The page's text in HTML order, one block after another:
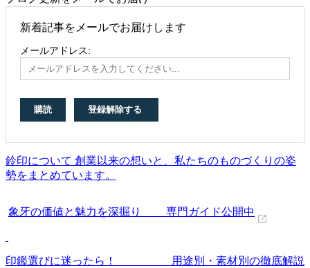
新着記事をメールでお届けします
メールアドレス:
鈴印について 創業以来の想いと、私たちのものづくりの姿
勢をまとめています。
象牙の価値と魅力を深掘り 専門ガイド公開中
印鑑選びに迷ったら！ 用途別・素材別の徹底解説